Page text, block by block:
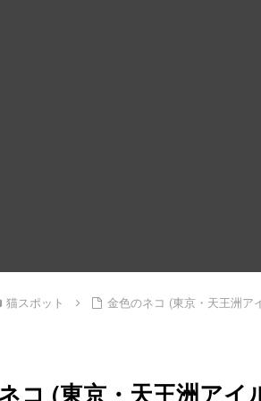
猫スポット 金色のネコ (東京・天王洲ア
コ (東京・天王洲アイ